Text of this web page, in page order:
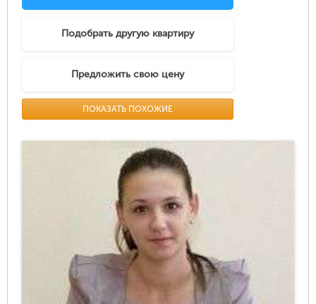
Подобрать другую квартиру
Предложить свою цену
ПОКАЗАТЬ ПОХОЖИЕ